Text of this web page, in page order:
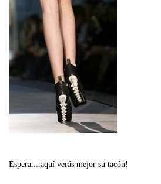
Espera....aquí verás mejor su tacón!